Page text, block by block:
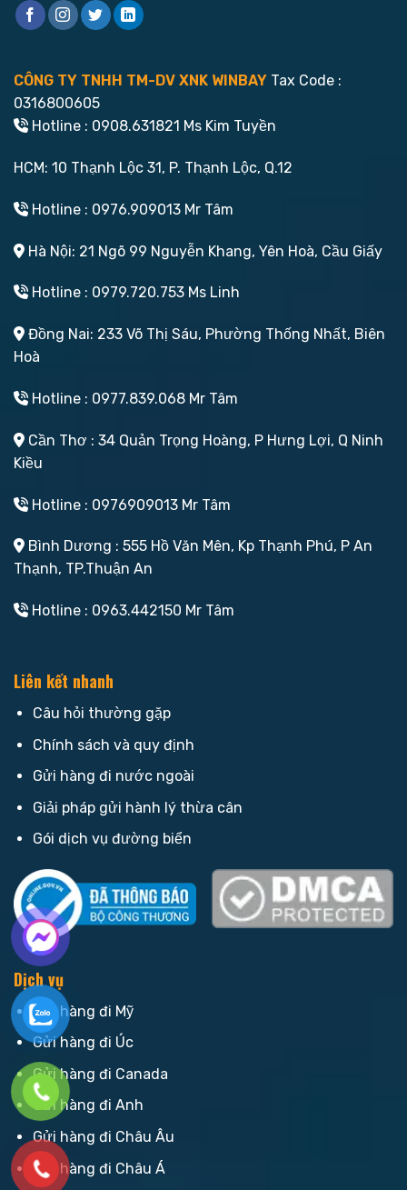
CÔNG TY TNHH TM-DV XNK WINBAY Tax Code :
0316800605
Hotline : 0908.631821 Ms Kim Tuyền
HCM: 10 Thạnh Lộc 31, P. Thạnh Lộc, Q.12
Hotline : 0976.909013 Mr Tâm
Hà Nội: 21 Ngõ 99 Nguyễn Khang, Yên Hoà, Cầu Giấy
Hotline : 0979.720.753 Ms Linh
Đồng Nai: 233 Võ Thị Sáu, Phường Thống Nhất, Biên
Hoà
Hotline : 0977.839.068 Mr Tâm
Cần Thơ : 34 Quản Trọng Hoàng, P Hưng Lợi, Q Ninh
Kiều
Hotline : 0976909013 Mr Tâm
Bình Dương : 555 Hồ Văn Mên, Kp Thạnh Phú, P An
Thạnh, TP.Thuận An
Hotline : 0963.442150 Mr Tâm
Liên kết nhanh
Câu hỏi thường gặp
Chính sách và quy định
Gửi hàng đi nước ngoài
Giải pháp gửi hành lý thừa cân
Gói dịch vụ đường biển
Dịch vụ
Gửi hàng đi Mỹ
Gửi hàng đi Úc
Gửi hàng đi Canada
Gửi hàng đi Anh
Gửi hàng đi Châu Âu
Gửi hàng đi Châu Á